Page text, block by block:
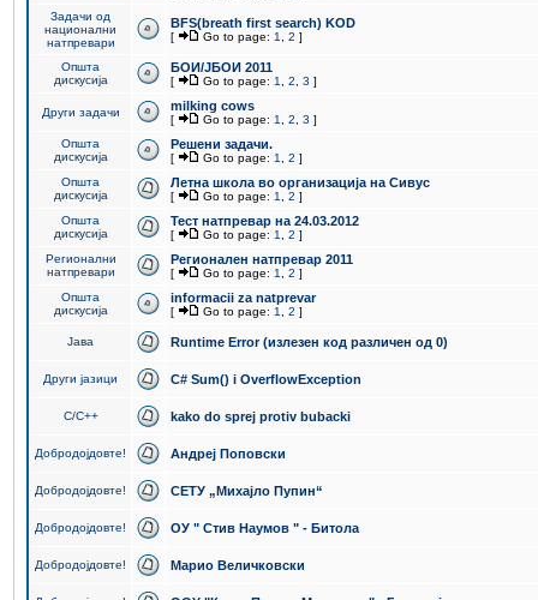
Задачи од
национални
натпревари
BFS(breath first search) KOD
[ Go to page: 1 2 ]
Општа
дискусија
БОИ/ЈБОИ 2011
[ Go to page: 1 2 3 ]
Други задачи milking cows
[ Go to page: 1 2 3 ]
Општа
дискусија
Решени задачи.
[ Go to page: 1 2 ]
Општа
дискусија
Летна школа во организација на Сивус
[ Go to page: 1 2 ]
Општа
дискусија
Тест натпревар на 24.03.2012
[ Go to page: 1 2 ]
Регионални
натпревари
Регионален натпревар 2011
[ Go to page: 1 2 ]
Општа
дискусија
informacii za natprevar
[ Go to page: 1 2 ]
Јава Runtime Error (излезен код различен од 0)
Други јазици C# Sum() i OverflowException
C/C++ kako do sprej protiv bubacki
Добродојдовте! Андреј Поповски
Добродојдовте! СЕТУ „Михајло Пупин“
Добродојдовте! ОУ " Стив Наумов " - Битола
Добродојдовте! Марио Величковски